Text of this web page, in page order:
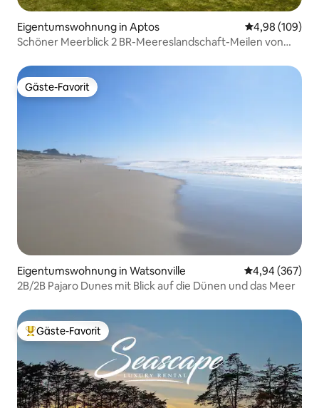
Eigentumswohnung in Aptos
4,98 (109)
Schöner Meerblick 2 BR-Meereslandschaft-Meilen von
Gäste-Favorit
Gäste-Favorit
Eigentumswohnung in Watsonville
4,94 (367)
2B/2B Pajaro Dunes mit Blick auf die Dünen und das Meer
Beliebter Gäste-Favorit.
Gäste-Favorit